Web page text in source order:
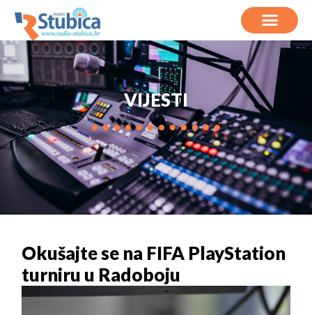
VIJESTI
Okušajte se na FIFA PlayStation
turniru u Radoboju